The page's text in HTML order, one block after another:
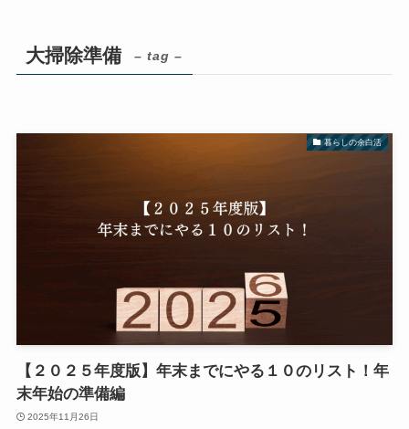
大掃除準備 – tag –
暮らしの余白活
【２０２５年度版】年末までにやる１０のリスト！年
末年始の準備編
2025年11月26日